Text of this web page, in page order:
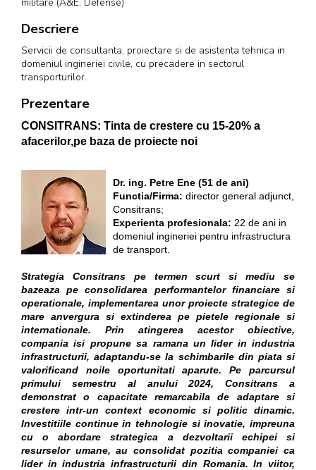
Descriere
Servicii de consultanta, proiectare si de asistenta tehnica in
domeniul ingineriei civile, cu precadere in sectorul
transporturilor.
Prezentare
CONSITRANS: Tinta de crestere cu 15-20% a
afacerilor,pe baza de proiecte noi
Dr. ing. Petre Ene (51 de ani)
Functia/Firma: director general adjunct,
Consitrans;
Experienta profesionala: 22 de ani in
domeniul ingineriei pentru infrastructura
de transport.
Strategia Consitrans pe termen scurt si mediu se
bazeaza pe consolidarea performantelor financiare si
operationale, implementarea unor proiecte strategice de
mare anvergura si extinderea pe pietele regionale si
internationale. Prin atingerea acestor obiective,
compania isi propune sa ramana un lider in industria
infrastructurii, adaptandu-se la schimbarile din piata si
valorificand noile oportunitati aparute. Pe parcursul
primului semestru al anului 2024, Consitrans a
demonstrat o capacitate remarcabila de adaptare si
crestere intr-un context economic si politic dinamic.
Investitiile continue in tehnologie si inovatie, impreuna
cu o abordare strategica a dezvoltarii echipei si
resurselor umane, au consolidat pozitia companiei ca
lider in industria infrastructurii din Romania. In viitor,